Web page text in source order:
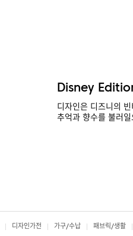
Disney
디자인은 디즈니의
추억과 향수를 불러
디자인가전 가구/수납 패브릭/생활